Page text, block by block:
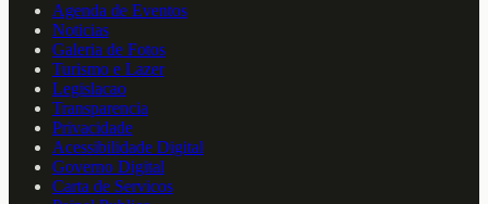
Agenda de Eventos
Noticias
Galeria de Fotos
Turismo e Lazer
Legislacao
Transparencia
Privacidade
Acessibilidade Digital
Governo Digital
Carta de Servicos